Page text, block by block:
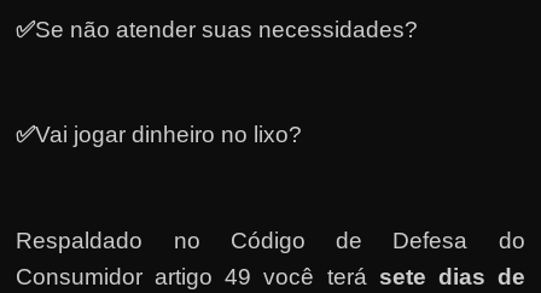
✅Se não atender suas necessidades?
✅Vai jogar dinheiro no lixo?
Respaldado no Código de Defesa do
Consumidor artigo 49 você terá sete dias de